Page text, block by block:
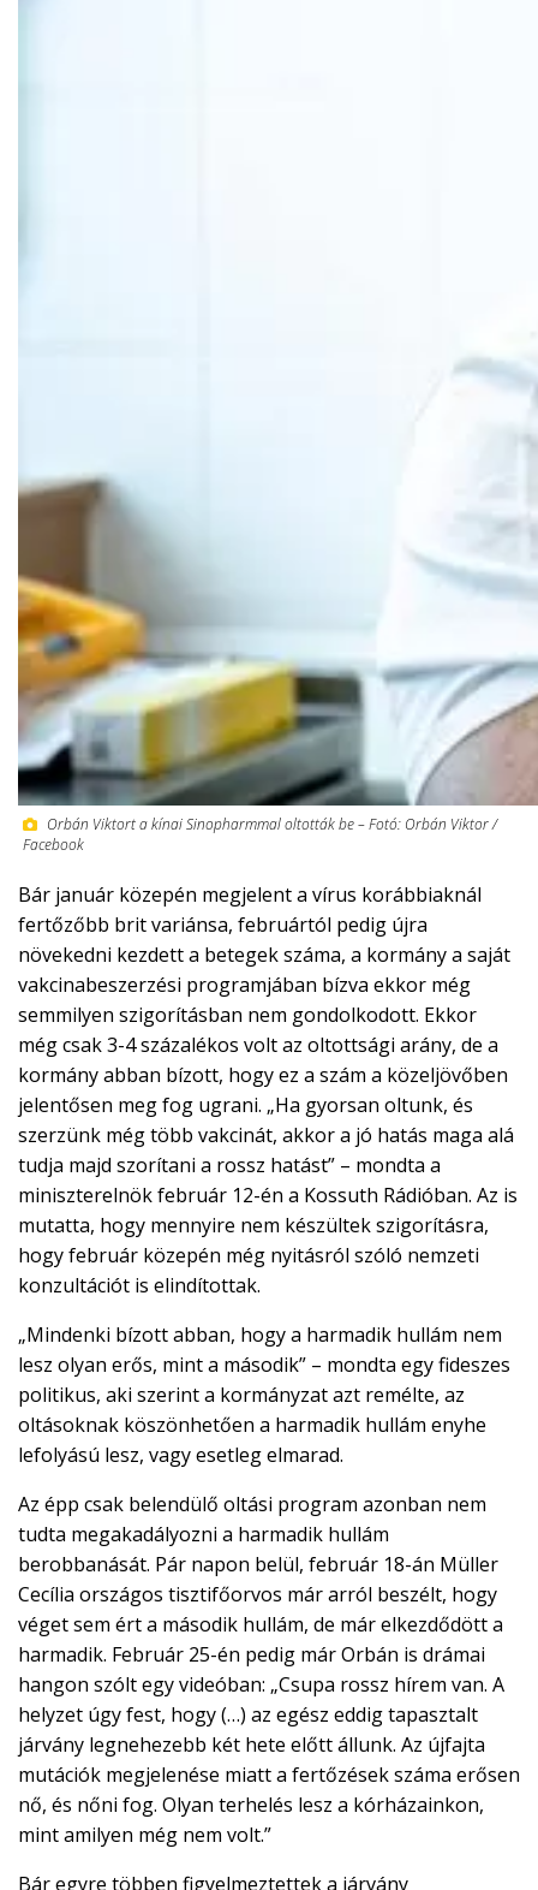
Orbán Viktort a kínai Sinopharmmal oltották be – Fotó: Orbán Viktor /
Facebook
Bár január közepén megjelent a vírus korábbiaknál
fertőzőbb brit variánsa, februártól pedig újra
növekedni kezdett a betegek száma, a kormány a saját
vakcinabeszerzési programjában bízva ekkor még
semmilyen szigorításban nem gondolkodott. Ekkor
még csak 3-4 százalékos volt az oltottsági arány, de a
kormány abban bízott, hogy ez a szám a közeljövőben
jelentősen meg fog ugrani. „Ha gyorsan oltunk, és
szerzünk még több vakcinát, akkor a jó hatás maga alá
tudja majd szorítani a rossz hatást” – mondta a
miniszterelnök február 12-én a Kossuth Rádióban. Az is
mutatta, hogy mennyire nem készültek szigorításra,
hogy február közepén még nyitásról szóló nemzeti
konzultációt is elindítottak.
„Mindenki bízott abban, hogy a harmadik hullám nem
lesz olyan erős, mint a második” – mondta egy fideszes
politikus, aki szerint a kormányzat azt remélte, az
oltásoknak köszönhetően a harmadik hullám enyhe
lefolyású lesz, vagy esetleg elmarad.
Az épp csak belendülő oltási program azonban nem
tudta megakadályozni a harmadik hullám
berobbanását. Pár napon belül, február 18-án Müller
Cecília országos tisztifőorvos már arról beszélt, hogy
véget sem ért a második hullám, de már elkezdődött a
harmadik. Február 25-én pedig már Orbán is drámai
hangon szólt egy videóban: „Csupa rossz hírem van. A
helyzet úgy fest, hogy (…) az egész eddig tapasztalt
járvány legnehezebb két hete előtt állunk. Az újfajta
mutációk megjelenése miatt a fertőzések száma erősen
nő, és nőni fog. Olyan terhelés lesz a kórházainkon,
mint amilyen még nem volt.”
Bár egyre többen figyelmeztettek a járvány